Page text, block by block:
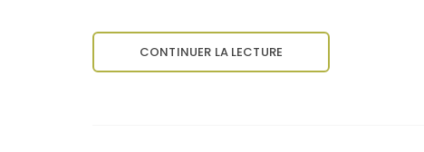
CONTINUER LA LECTURE